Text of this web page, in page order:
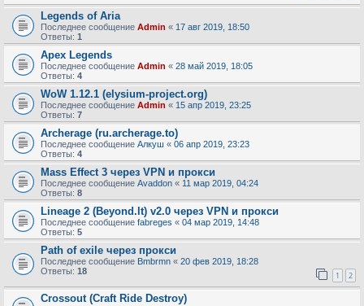
Legends of Aria
Последнее сообщение Admin « 17 авг 2019, 18:50
Ответы: 1
Apex Legends
Последнее сообщение Admin « 28 май 2019, 18:05
Ответы: 4
WoW 1.12.1 (elysium-project.org)
Последнее сообщение Admin « 15 апр 2019, 23:25
Ответы: 7
Archerage (ru.archerage.to)
Последнее сообщение Алкуш « 06 апр 2019, 23:23
Ответы: 4
Mass Effect 3 через VPN и прокси
Последнее сообщение Avaddon « 11 мар 2019, 04:24
Ответы: 8
Lineage 2 (Beyond.lt) v2.0 через VPN и прокси
Последнее сообщение fabreges « 04 мар 2019, 14:48
Ответы: 5
Path of exile через прокси
Последнее сообщение Bmbrmn « 20 фев 2019, 18:28
Ответы: 18 1 2
Crossout (Craft Ride Destroy)